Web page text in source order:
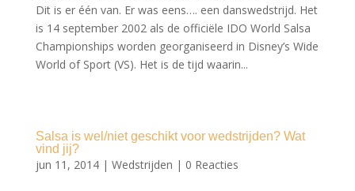
Dit is er één van. Er was eens…. een danswedstrijd. Het
is 14 september 2002 als de officiële IDO World Salsa
Championships worden georganiseerd in Disney’s Wide
World of Sport (VS). Het is de tijd waarin...
Salsa is wel/niet geschikt voor wedstrijden? Wat
vind jij?
jun 11, 2014| Wedstrijden | 0 Reacties